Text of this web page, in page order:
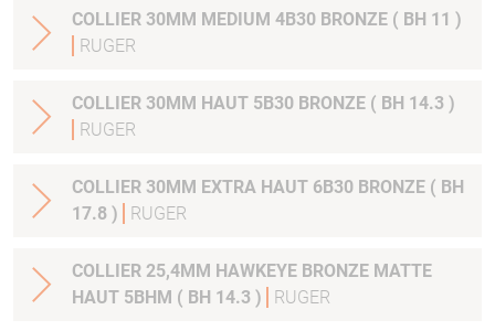
COLLIER 30MM MEDIUM 4B30 BRONZE ( BH 11 )
RUGER
COLLIER 30MM HAUT 5B30 BRONZE ( BH 14.3 )
RUGER
COLLIER 30MM EXTRA HAUT 6B30 BRONZE ( BH
17.8 )
RUGER
COLLIER 25,4MM HAWKEYE BRONZE MATTE
HAUT 5BHM ( BH 14.3 )
RUGER